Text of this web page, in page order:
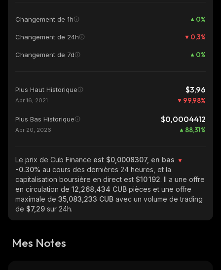
Changement de 1h 0%
Changement de 24h 0,3%
Changement de 7d 0%
Plus Haut Historique $3,96
Apr 16, 2021 99,98%
Plus Bas Historique $0,0004412
Apr 20, 2026 88,31%
Le prix de Cub Finance est $0,0008307, en bas
-0.30% au cours des dernières 24 heures, et la
capitalisation boursière en direct est $10 192. Il a une offre
en circulation de 12,268,434 CUB pièces et une offre
maximale de 35,083,233 CUB avec un volume de trading
de $7,29 sur 24h.
Mes Notes